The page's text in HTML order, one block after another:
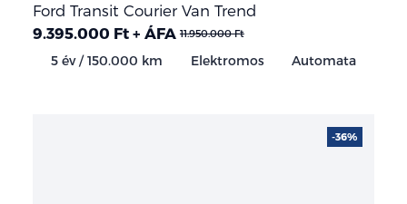
Ford Transit Courier Van Trend
9.395.000 Ft + ÁFA 11.950.000 Ft
5 év / 150.000 km Elektromos Automata
-36%